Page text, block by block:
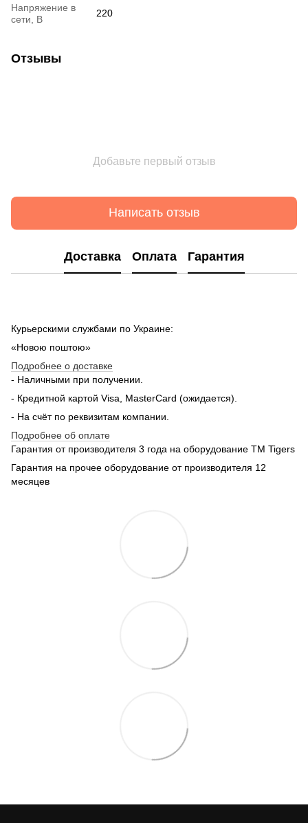
Напряжение в
сети, В
220
Отзывы
Добавьте первый отзыв
Написать отзыв
Доставка Оплата Гарантия
Курьерскими службами по Украине:
«Новою поштою»
Подробнее о доставке
- Наличными при получении.
- Кредитной картой Visa, MasterCard (ожидается).
- На счёт по реквизитам компании.
Подробнее об оплате
Гарантия от производителя 3 года на оборудование TM Tigers
Гарантия на прочее оборудование от производителя 12
месяцев